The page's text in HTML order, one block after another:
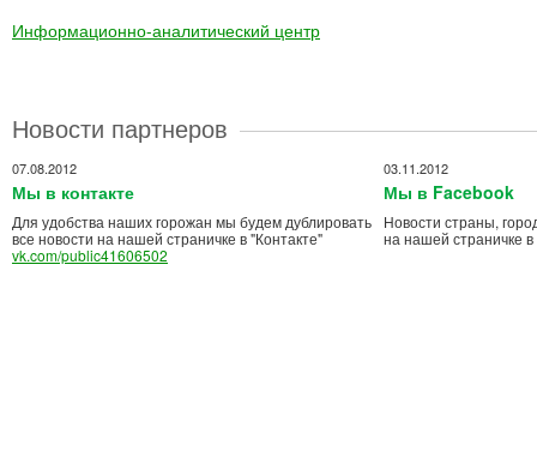
Информационно-аналитический центр
Новости партнеров
07.08.2012
Мы в контакте
Для удобства наших горожан мы будем дублировать
все новости на нашей страничке в "Контакте"
vk.com/public41606502
03.11.2012
Мы в Facebook
Новости страны,
на нашей страничке в